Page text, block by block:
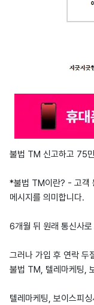
불법 TM 신고하고 75
*불법 TM이란? - 고객
메시지를 의미합니다.
6개월 뒤 원래 통신사
그러나 가입 후 연락 두
불법 TM, 텔레마케팅,
텔레마케팅, 보이스피